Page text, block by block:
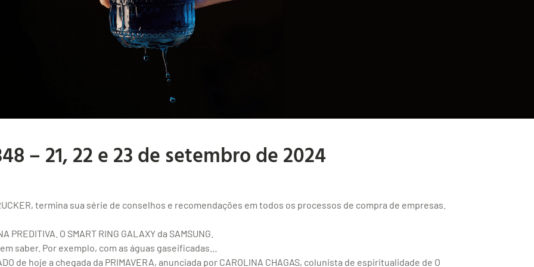
– 21, 22 e 23 de setembro de 2024
termina sua série de conselhos e recomendações em todos os processos de compra de empresas.
O SMART RING GALAXY da SAMSUNG.
saber. Por exemplo, com as águas gaseificadas…
de hoje a chegada da PRIMAVERA, anunciada por CAROLINA CHAGAS, colunista de espiritualidade de O